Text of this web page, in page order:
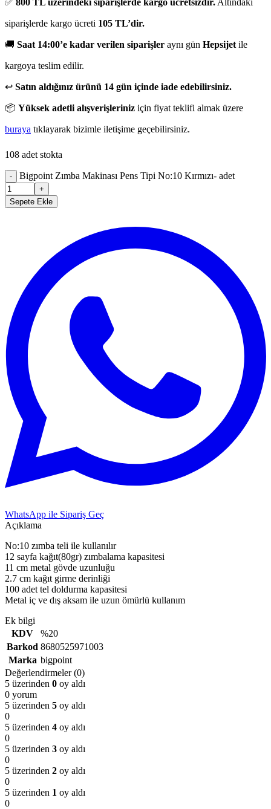
siparişlerde kargo ücreti 105 TL’dir.
🚚 Saat 14:00’e kadar verilen siparişler aynı gün Hepsijet ile
kargoya teslim edilir.
↩️ Satın aldığınız ürünü 14 gün içinde iade edebilirsiniz.
📦 Yüksek adetli alışverişleriniz için fiyat teklifi almak üzere
buraya tıklayarak bizimle iletişime geçebilirsiniz.
108 adet stokta
- Bigpoint Zımba Makinası Pens Tipi No:10 Kırmızı- adet
+
Sepete Ekle
WhatsApp ile Sipariş Geç
Açıklama
No:10 zımba teli ile kullanılır
12 sayfa kağıt(80gr) zımbalama kapasitesi
11 cm metal gövde uzunluğu
2.7 cm kağıt girme derinliği
100 adet tel doldurma kapasitesi
Metal iç ve dış aksam ile uzun ömürlü kullanım
Ek bilgi
KDV
%20
Barkod 8680525971003
Marka bigpoint
Değerlendirmeler (0)
5 üzerinden 0 oy aldı
0 yorum
5 üzerinden 5 oy aldı
0
5 üzerinden 4 oy aldı
0
5 üzerinden 3 oy aldı
0
5 üzerinden 2 oy aldı
0
5 üzerinden 1 oy aldı
0